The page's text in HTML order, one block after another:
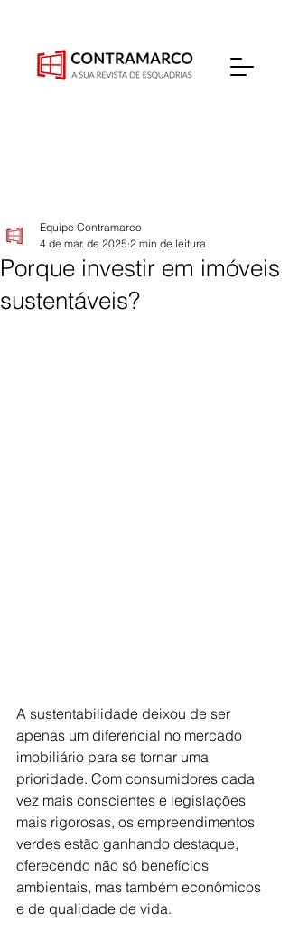
Porque investir em imóveis
sustentáveis?
Equipe Contramarco
4 de mar. de 2025 2 min de leitura
A sustentabilidade deixou de ser
apenas um diferencial no mercado
imobiliário para se tornar uma
prioridade. Com consumidores cada
vez mais conscientes e legislações
mais rigorosas, os empreendimentos
verdes estão ganhando destaque,
oferecendo não só benefícios
ambientais, mas também econômicos
e de qualidade de vida.